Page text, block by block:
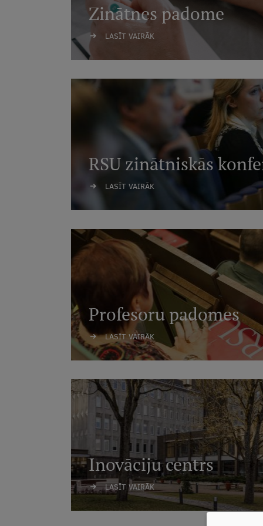
Zinātnes padome
LASĪT VAIRĀK
RSU zinātniskās
LASĪT VAIRĀK
Profesoru padomes
LASĪT VAIRĀK
Inovāciju centrs
LASĪT VAIRĀK